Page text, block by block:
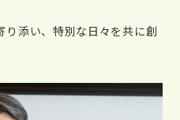
り添い、特別な日々を共に創